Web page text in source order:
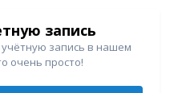
запись
запись в нашем
очень просто!